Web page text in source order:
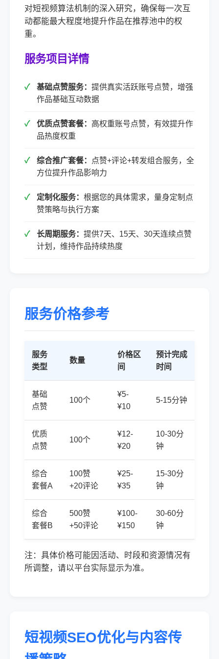
对短视频算法机制的深入研究，确保每一次互
动都能最大程度地提升作品在推荐池中的权
重。
服务项目详情
基础点赞服务： 提供真实活跃账号点赞，增强
作品基础互动数据
优质点赞套餐： 高权重账号点赞，有效提升作
品热度权重
综合推广套餐：
点赞+评论+转发组合服务，全
方位提升作品影响力
定制化服务： 根据您的具体需求，量身定制点
赞策略与执行方案
长周期服务： 提供7天、15天、30天连续点赞
计划，维持作品持续热度
服务价格参考
服务
类型
数量
价格区
间
预计完成
时间
基础
点赞
100个
¥5-
¥10
5-15分钟
优质
点赞
100个
¥12-
¥20
10-30分
钟
综合
套餐A
100赞
+20评论
¥25-
¥35
15-30分
钟
综合
套餐B
500赞
+50评论
¥100-
¥150
30-60分
钟
注：具体价格可能因活动、时段和资源情况有
所调整，请以平台实际显示为准。
短视频SEO优化与内容传